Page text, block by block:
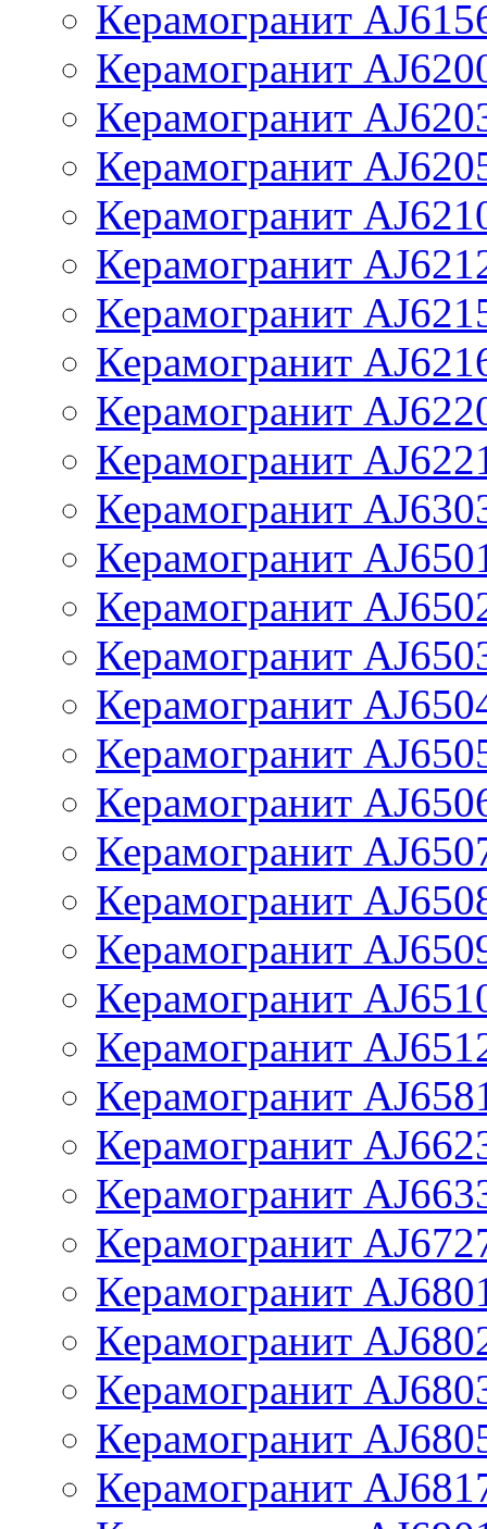
Керамогранит
Керамогранит
Керамогранит
Керамогранит
Керамогранит
Керамогранит
Керамогранит
Керамогранит
Керамогранит
Керамогранит
Керамогранит
Керамогранит
Керамогранит
Керамогранит
Керамогранит
Керамогранит
Керамогранит
Керамогранит
Керамогранит
Керамогранит
Керамогранит
Керамогранит
Керамогранит
Керамогранит
Керамогранит
Керамогранит
Керамогранит
Керамогранит
Керамогранит
Керамогранит
Керамогранит